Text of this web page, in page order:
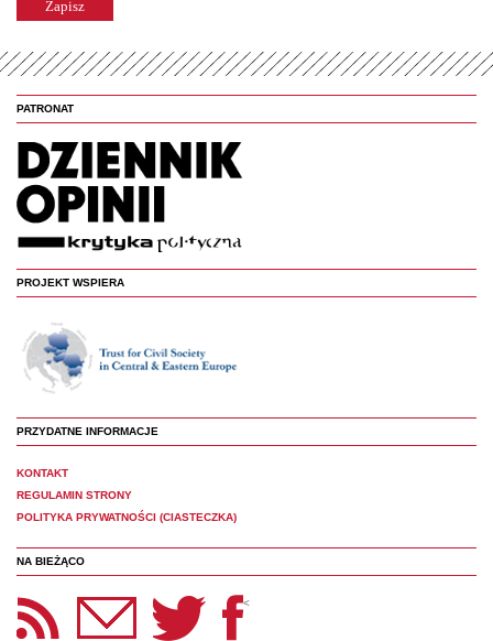
PATRONAT
PROJEKT WSPIERA
PRZYDATNE INFORMACJE
KONTAKT
REGULAMIN STRONY
POLITYKA PRYWATNOŚCI (CIASTECZKA)
NA BIEŻĄCO
Panoptyka Facebook <